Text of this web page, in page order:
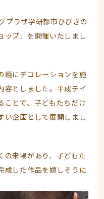
プラザ学研都市ひびきの
ップ」を開催いたしまし
鏡にデコレーションを施
容としました。平成テイ
ことで、子どもたちだけ
い企画として展開しまし
の来場があり、子どもた
成した作品を嬉しそうに